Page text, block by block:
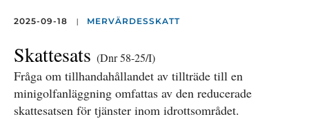
2025-09-18 | MERVÄRDESSKATT
Skattesats (Dnr 58-25/I)
Fråga om tillhandahållandet av tillträde till en
minigolfanläggning omfattas av den reducerade
skattesatsen för tjänster inom idrottsområdet.